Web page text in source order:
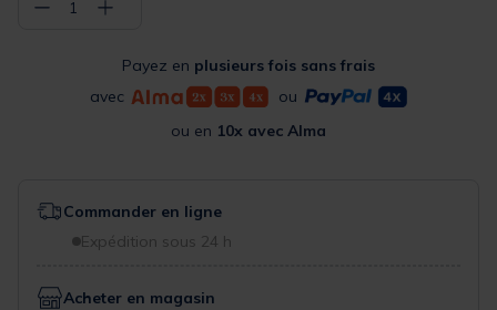
− 1 +
Payez en plusieurs fois sans frais
avec
ou
ou en 10x avec Alma
Commander en ligne
Expédition sous 24 h
Acheter en magasin